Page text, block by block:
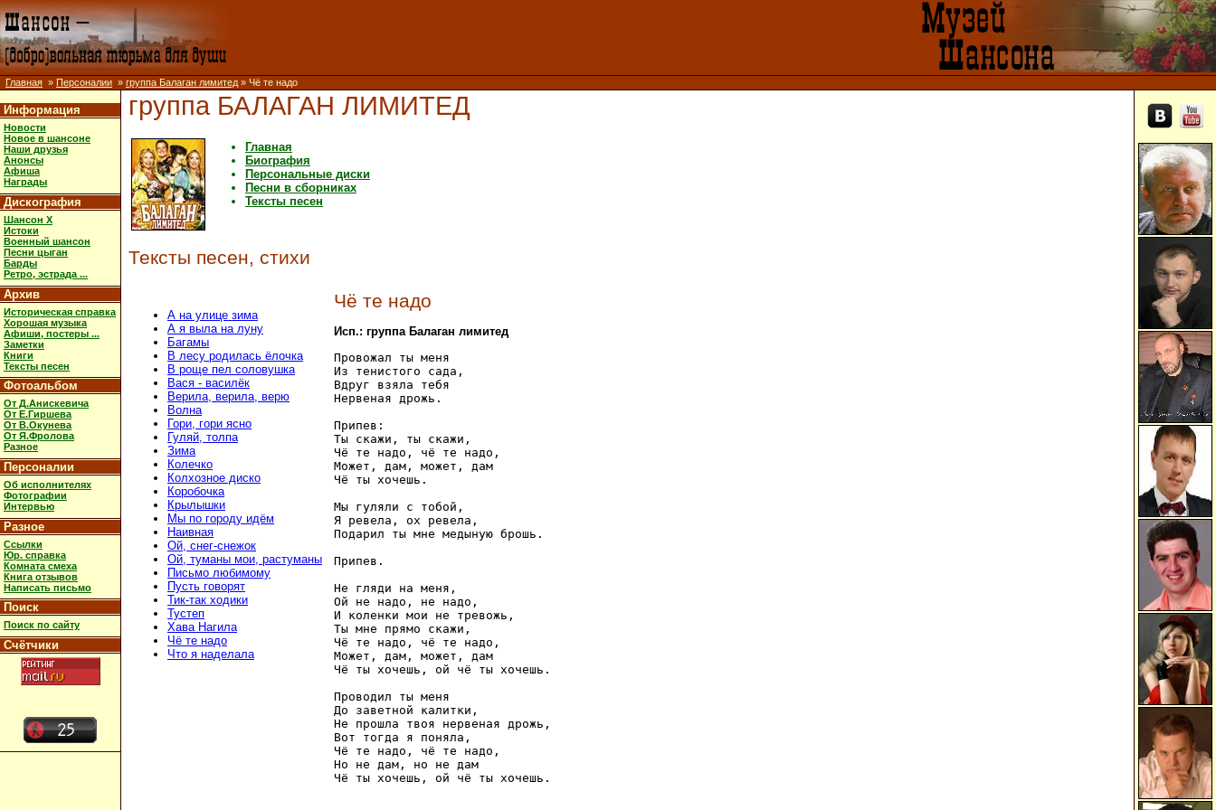
Главная » Персоналии » группа Балаган лимитед » Чё те надо
Информация
Новости
Новое в шансоне
Наши друзья
Анонсы
Афиша
Награды
Дискография
Шансон X
Истоки
Военный шансон
Песни цыган
Барды
Ретро, эстрада ...
Архив
Историческая справка
Хорошая музыка
Афиши, постеры ...
Заметки
Книги
Тексты песен
Фотоальбом
От Д.Анискевича
От Е.Гиршева
От В.Окунева
От Я.Фролова
Разное
Персоналии
Об исполнителях
Фотографии
Интервью
Разное
Ссылки
Юр. справка
Комната смеха
Книга отзывов
Написать письмо
Поиск
Поиск по сайту
Счётчики
группа БАЛАГАН ЛИМИТЕД
Главная
Биография
Персональные диски
Песни в сборниках
Тексты песен
Тексты песен, стихи
А на улице зима
А я выла на луну
Багамы
В лесу родилась ёлочка
В роще пел соловушка
Вася - василёк
Верила, верила, верю
Волна
Гори, гори ясно
Гуляй, толпа
Зима
Колечко
Колхозное диско
Коробочка
Крылышки
Мы по городу идём
Наивная
Ой, снег-снежок
Ой, туманы мои, растуманы
Письмо любимому
Пусть говорят
Тик-так ходики
Тустеп
Хава Нагила
Чё те надо
Что я наделала
Чё те надо
Исп.: группа Балаган лимитед
Провожал ты меня
Из тенистого сада,
Вдруг взяла тебя
Нервеная дрожь.
Припев:
Ты скажи, ты скажи,
Чё те надо, чё те надо,
Может, дам, может, дам
Чё ты хочешь.
Мы гуляли с тобой,
Я ревела, ох ревела,
Подарил ты мне медыную брошь.
Припев.
Не гляди на меня,
Ой не надо, не надо,
И коленки мои не тревожь,
Ты мне прямо скажи,
Чё те надо, чё те надо,
Может, дам, может, дам
Чё ты хочешь, ой чё ты хочешь.
Проводил ты меня
До заветной калитки,
Не прошла твоя нервеная дрожь,
Вот тогда я поняла,
Чё те надо, чё те надо,
Но не дам, но не дам